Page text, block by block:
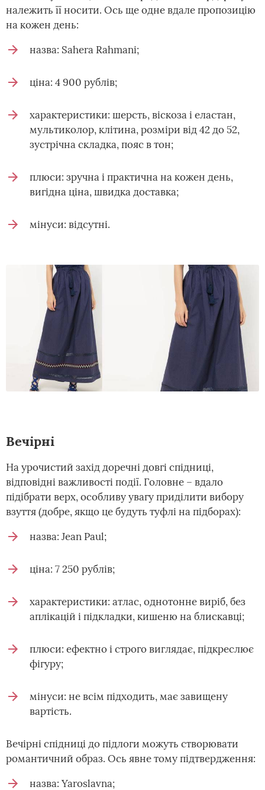
належить її носити. Ось ще одне вдале пропозицію
на кожен день:
назва: Sahera Rahmani;
ціна: 4 900 рублів;
характеристики: шерсть, віскоза і еластан,
мультиколор, клітина, розміри від 42 до 52,
зустрічна складка, пояс в тон;
плюси: зручна і практична на кожен день,
вигідна ціна, швидка доставка;
мінуси: відсутні.
Вечірні
На урочистий захід доречні довгі спідниці,
відповідні важливості події. Головне – вдало
підібрати верх, особливу увагу приділити вибору
взуття (добре, якщо це будуть туфлі на підборах):
назва: Jean Paul;
ціна: 7 250 рублів;
характеристики: атлас, однотонне виріб, без
аплікацій і підкладки, кишеню на блискавці;
плюси: ефектно і строго виглядає, підкреслює
фігуру;
мінуси: не всім підходить, має завищену
вартість.
Вечірні спідниці до підлоги можуть створювати
романтичний образ. Ось явне тому підтвердження:
назва: Yaroslavna;